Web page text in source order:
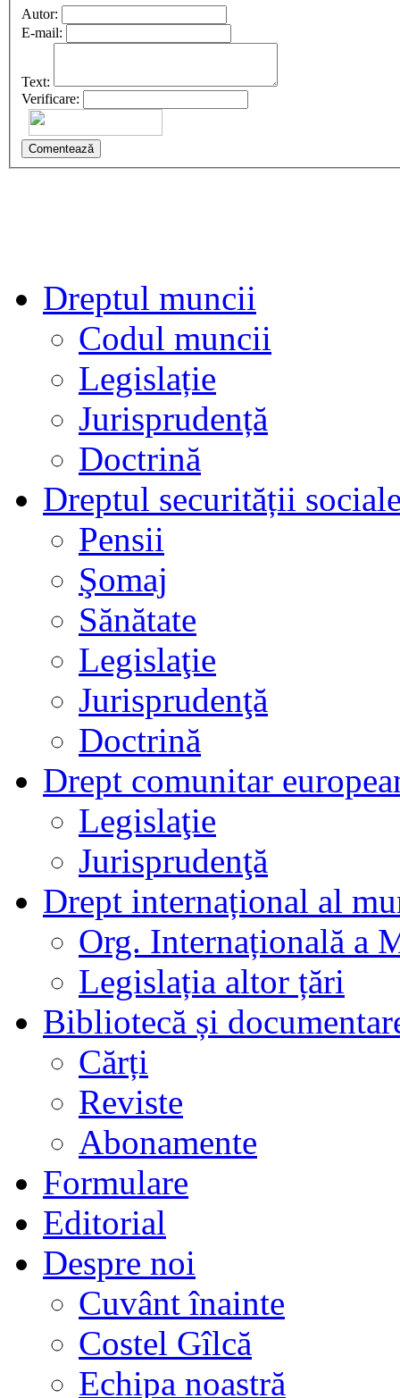
Autor:
E-mail:
Text:
Verificare:
Comentează
Dreptul muncii
Codul muncii
Legislație
Jurisprudență
Doctrină
Dreptul securității
Pensii
Şomaj
Sănătate
Legislaţie
Jurisprudenţă
Doctrină
Drept comunitar
Legislaţie
Jurisprudenţă
Drept internațional al
Org. Internațională a
Legislația altor țări
Bibliotecă și
Cărți
Reviste
Abonamente
Formulare
Editorial
Despre noi
Cuvânt înainte
Costel Gîlcă
Echipa noastră